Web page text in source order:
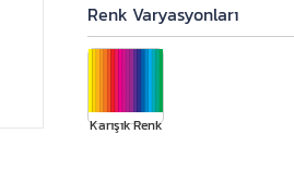
Renk Varyasyonları